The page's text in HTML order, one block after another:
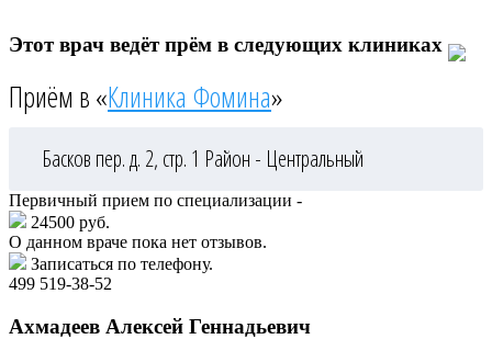
Этот врач ведёт прём в следующих клиниках
Приём в «Клиника Фомина»
Басков пер. д. 2, стр. 1 Район - Центральный
Первичный прием по специализации -
24500 руб.
О данном враче пока нет отзывов.
Записаться по телефону.
499 519-38-52
Ахмадеев Алексей Геннадьевич